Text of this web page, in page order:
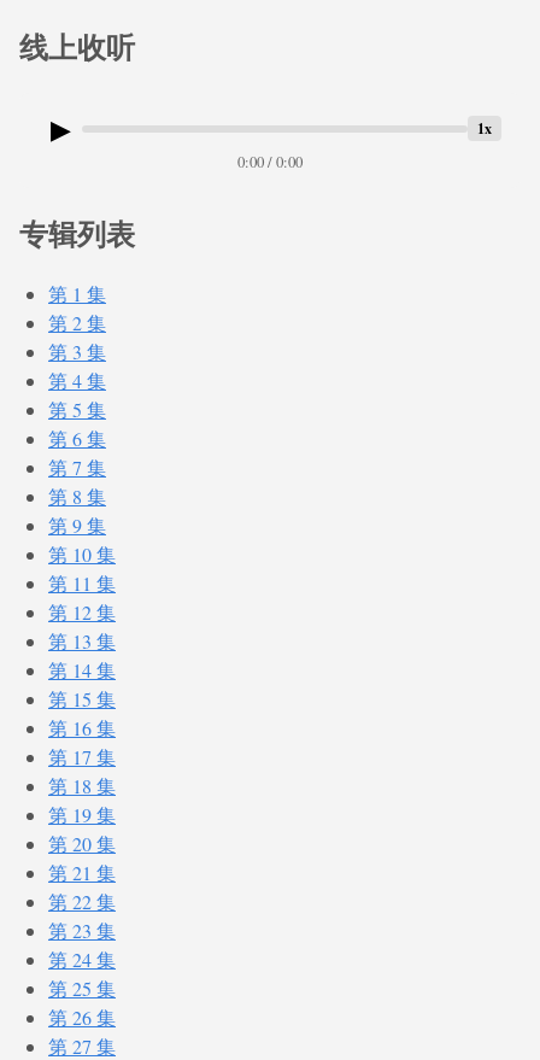
线上收听
▶
0:00 / 0:00
1x
专辑列表
第 1 集
第 2 集
第 3 集
第 4 集
第 5 集
第 6 集
第 7 集
第 8 集
第 9 集
第 10 集
第 11 集
第 12 集
第 13 集
第 14 集
第 15 集
第 16 集
第 17 集
第 18 集
第 19 集
第 20 集
第 21 集
第 22 集
第 23 集
第 24 集
第 25 集
第 26 集
第 27 集